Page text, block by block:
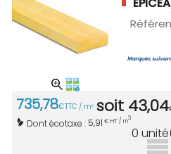
735,78€TTC / m3 soit 43,04
Dont écotaxe : 5,91 € HT / m3
0